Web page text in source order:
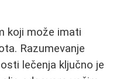
koji može imati
Razumevanje
lečenja ključno je